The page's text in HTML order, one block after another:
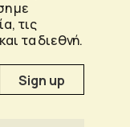
με
τις
τα διεθνή.